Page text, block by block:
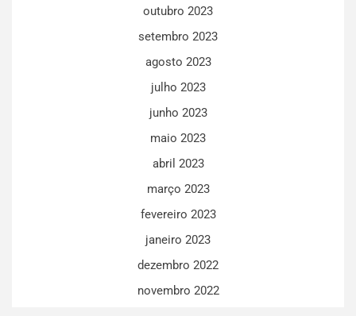
outubro 2023
setembro 2023
agosto 2023
julho 2023
junho 2023
maio 2023
abril 2023
março 2023
fevereiro 2023
janeiro 2023
dezembro 2022
novembro 2022